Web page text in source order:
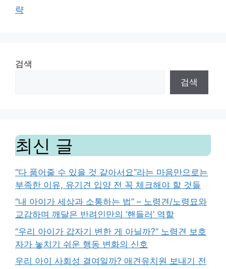
략
검색
검색
최신 글
“다 품어줄 수 있을 것 같아서요”라는 마음만으로는
부족한 이유, 유기견 입양 전 꼭 체크해야 할 것들
“내 아이가 세상과 소통하는 법” – 노령견/노령묘와
교감하며 깨달은 반려인만의 ‘핸들러’ 역할
“우리 아이가 갑자기 변한 게 아닐까?” 노령견 보호
자가 놓치기 쉬운 행동 변화의 신호
우리 아이 사회성 결여일까? 애견유치원 보내기 전